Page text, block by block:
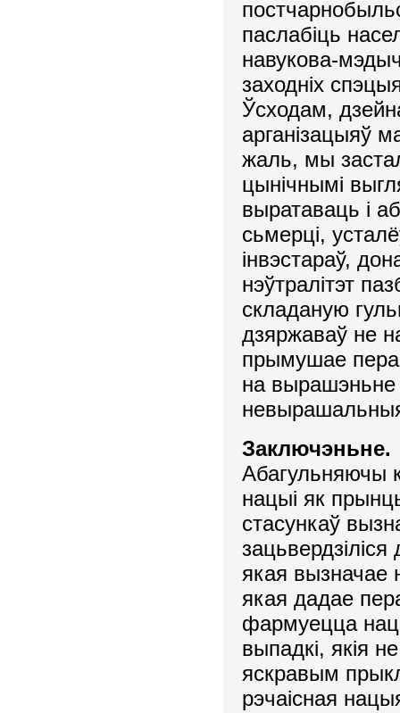
паслабіць
навукова-
заходніх
Ўсходам,
арганізацыяў
жаль, мы
цынічнымі
выратаваць і
сьмерці,
інвэстараў,
нэўтралітэт
складаную
дзяржаваў не
прымушае
на вырашэньне
Заключэньне.
Абагульняючы
нацыі як
стасункаў
якая вызначае
якая дадае
фармуецца
выпадкі, якія
яскравым
рэчаісная